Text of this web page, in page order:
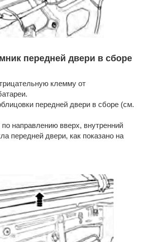
передней двери в сборе
клемму от
передней двери в сборе (см.
направлению вверх, внутренний
передней двери, как показано на